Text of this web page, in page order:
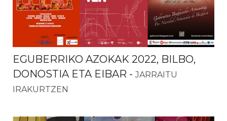
EGUBERRIKO AZOKAK 2022, BILBO,
DONOSTIA ETA EIBAR -JARRAITU
IRAKURTZEN